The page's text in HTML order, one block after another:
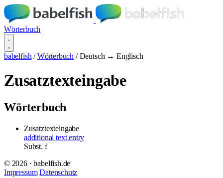
Wörterbuch
babelfish / Wörterbuch / Deutsch → Englisch
Zusatztexteingabe
Wörterbuch
Zusatztexteingabe
additional text entry
Subst. f
© 2026 · babelfish.de
Impressum Datenschutz